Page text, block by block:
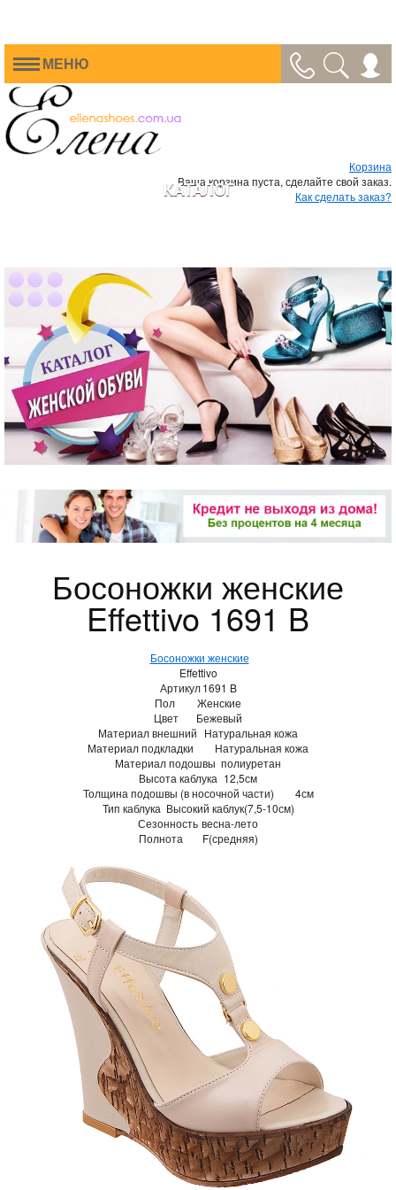
МЕНЮ
Корзина
Ваша корзина пуста, сделайте свой заказ.
Как сделать заказ?
КАТАЛОГ
Босоножки женские
Effettivo 1691 B
Босоножки женские
Effettivo
Артикул 1691 B
Пол
Женские
Цвет
Бежевый
Материал внешний Натуральная кожа
Материал подкладки
Натуральная кожа
Материал подошвы полиуретан
Высота каблука 12,5см
Толщина подошвы (в носочной части)
4см
Тип каблука Высокий каблук(7,5-10см)
Сезонность весна-лето
Полнота
F(средняя)